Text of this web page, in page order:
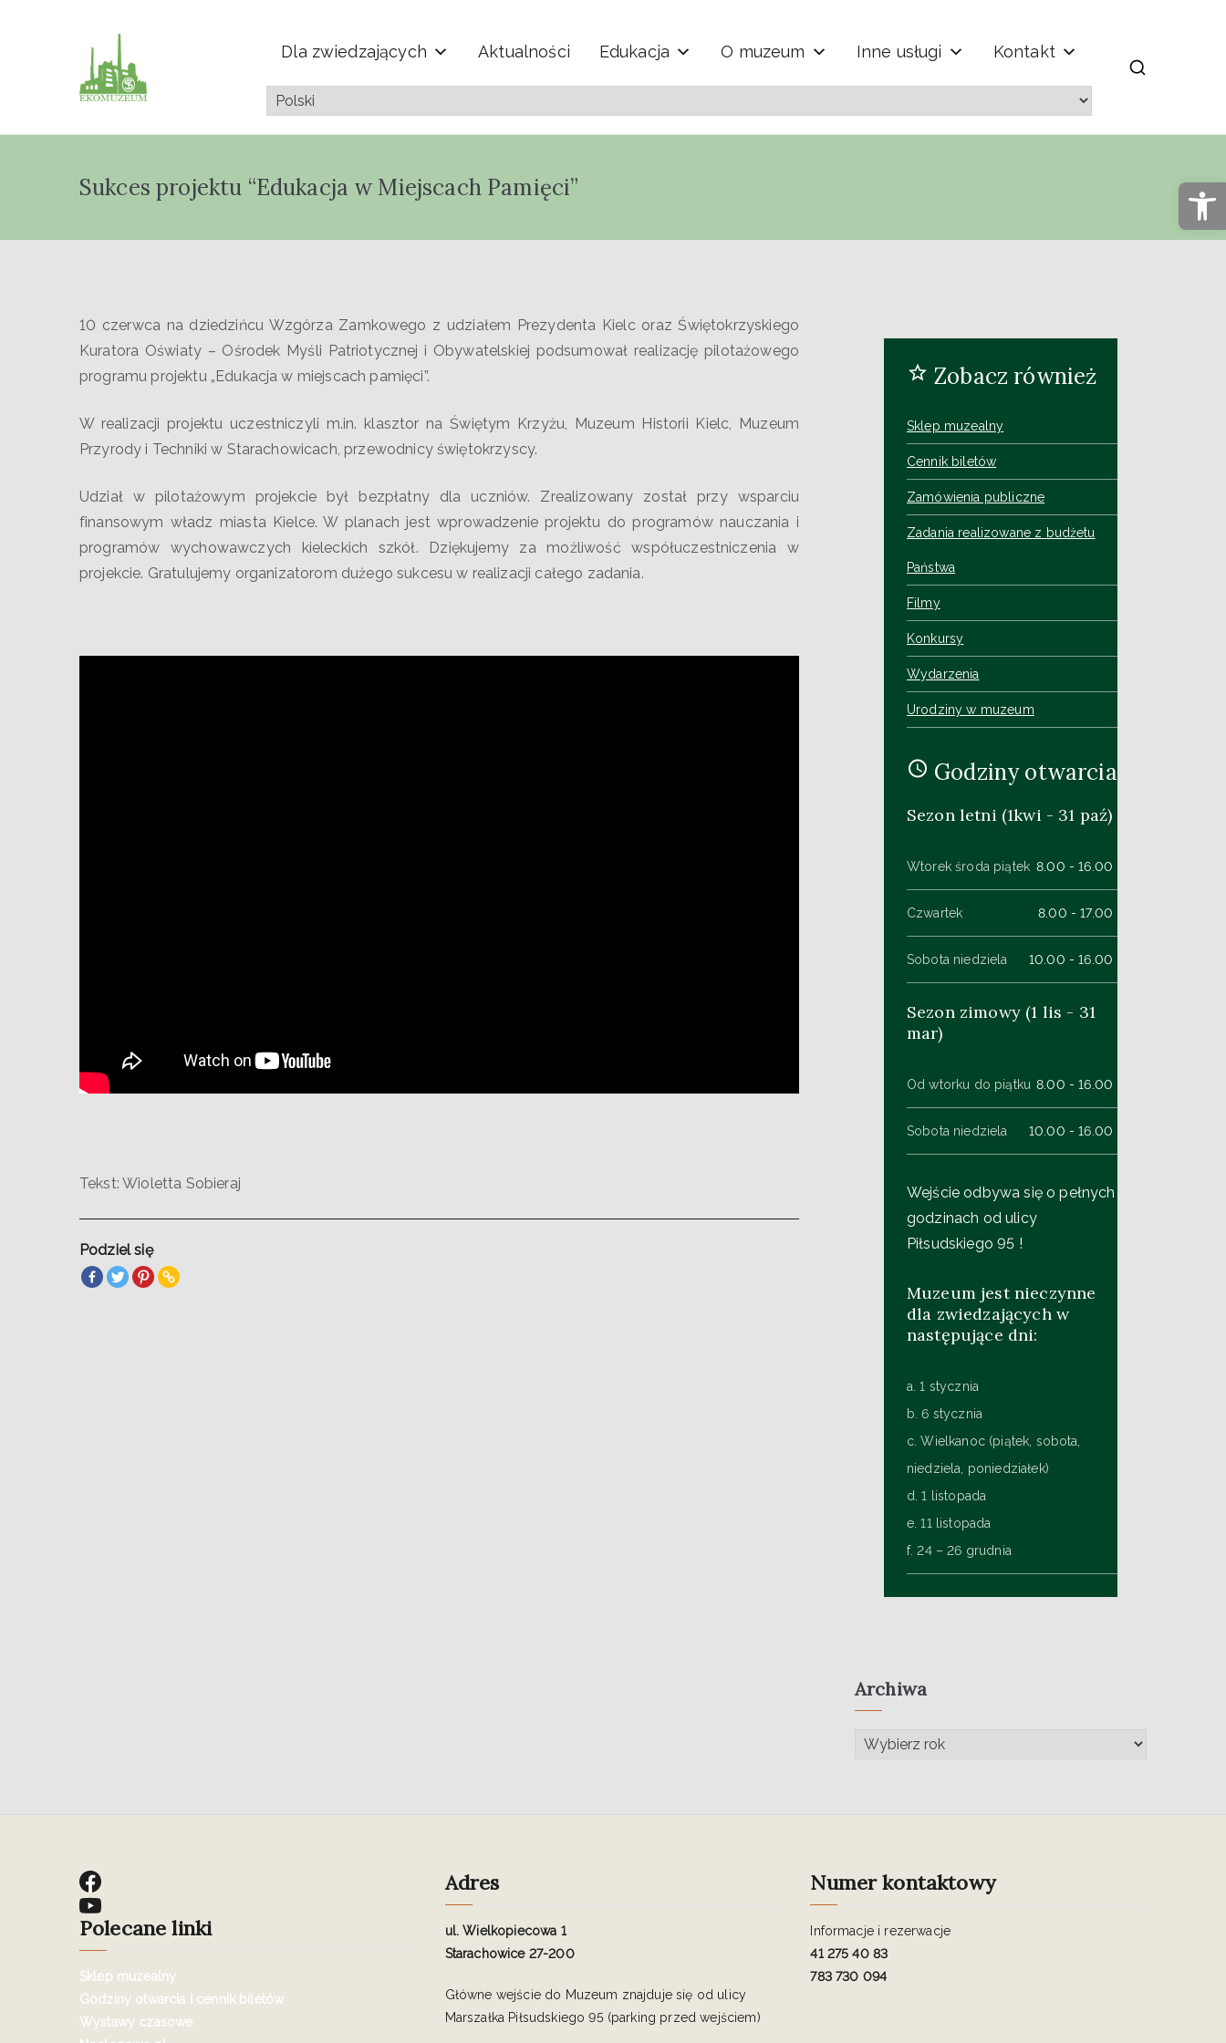
Muzeum Przyrody i Techniki "Ekomuzeum" im. Jana
Pazdura
Dla zwiedzających Aktualności Edukacja O muzeum Inne usługi Kontakt
Sukces projektu “Edukacja w Miejscach Pamięci”
10 czerwca na dziedzińcu Wzgórza Zamkowego z udziałem Prezydenta Kielc oraz Świętokrzyskiego
Kuratora Oświaty – Ośrodek Myśli Patriotycznej i Obywatelskiej podsumował realizację pilotażowego
programu projektu „Edukacja w miejscach pamięci”.
W realizacji projektu uczestniczyli m.in. klasztor na Świętym Krzyżu, Muzeum Historii Kielc, Muzeum
Przyrody i Techniki w Starachowicach, przewodnicy świętokrzyscy.
Udział w pilotażowym projekcie był bezpłatny dla uczniów. Zrealizowany został przy wsparciu
finansowym władz miasta Kielce. W planach jest wprowadzenie projektu do programów nauczania i
programów wychowawczych kieleckich szkół. Dziękujemy za możliwość współuczestniczenia w
projekcie. Gratulujemy organizatorom dużego sukcesu w realizacji całego zadania.
Tekst: Wioletta Sobieraj
Podziel się
Zobacz również
Sklep muzealny
Cennik biletów
Zamówienia publiczne
Zadania realizowane z budżetu
Państwa
Filmy
Konkursy
Wydarzenia
Urodziny w muzeum
Godziny otwarcia
Sezon letni (1kwi - 31 paź)
Wtorek środa piątek 8.00 - 16.00
Czwartek 8.00 - 17.00
Sobota niedziela 10.00 - 16.00
Sezon zimowy (1 lis - 31
mar)
Od wtorku do piątku 8.00 - 16.00
Sobota niedziela 10.00 - 16.00
Wejście odbywa się o pełnych
godzinach od ulicy
Piłsudskiego 95 !
Muzeum jest nieczynne
dla zwiedzających w
następujące dni:
a. 1 stycznia
b. 6 stycznia
c. Wielkanoc (piątek, sobota,
niedziela, poniedziałek)
d. 1 listopada
e. 11 listopada
f. 24 – 26 grudnia
Archiwa
Polecane linki
Sklep muzealny
Godziny otwarcia i cennik biletów
Wystawy czasowe
Adres
ul. Wielkopiecowa 1
Starachowice 27-200
Główne wejście do Muzeum znajduje się od ulicy
Marszałka Piłsudskiego 95 (parking przed wejściem)
Numer kontaktowy
Informacje i rezerwacje
41 275 40 83
783 730 094